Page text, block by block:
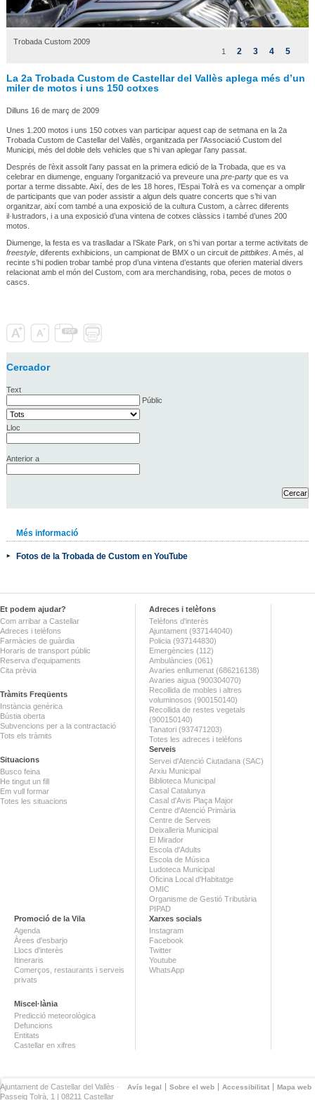
Trobada Custom 2009
1
2 3 4 5
La 2a Trobada Custom de Castellar del Vallès aplega més d’un
miler de motos i uns 150 cotxes
Dilluns 16 de març de 2009
Unes 1.200 motos i uns 150 cotxes van participar aquest cap de setmana en la 2a
Trobada Custom de Castellar del Vallès, organitzada per l’Associació Custom del
Municipi, més del doble dels vehicles que s’hi van aplegar l’any passat.
Després de l’èxit assolit l’any passat en la primera edició de la Trobada, que es va
celebrar en diumenge, enguany l’organització va preveure una pre-partyque es va
portar a terme dissabte. Així, des de les 18 hores, l’Espai Tolrà es va començar a omplir
de participants que van poder assistir a algun dels quatre concerts que s’hi van
organitzar, així com també a una exposició de la cultura Custom, a càrrec diferents
il·lustradors, i a una exposició d’una vintena de cotxes clàssics i també d’unes 200
motos.
Diumenge, la festa es va traslladar a l’Skate Park, on s’hi van portar a terme activitats de
freestyle, diferents exhibicions, un campionat de BMX o un circuit de pittbikes. A més, al
recinte s’hi podien trobar també prop d’una vintena d’estants que oferien material divers
relacionat amb el món del Custom, com ara merchandising, roba, peces de motos o
cascs.
Cercador
Text
Públic
Lloc
Anterior a
Més informació
Fotos de la Trobada de Custom en YouTube
Et podem ajudar?
Com arribar a Castellar
Adreces i telèfons
Farmàcies de guàrdia
Horaris de transport públic
Reserva d'equipaments
Cita prèvia
Tràmits Freqüents
Instància genèrica
Bústia oberta
Subvencions per a la contractació
Tots els tràmits
Situacions
Busco feina
He tingut un fill
Em vull formar
Totes les situacions
Adreces i telèfons
Telèfons d'interès
Ajuntament (937144040)
Policia (937144830)
Emergències (112)
Ambulàncies (061)
Avaries enllumenat (686216138)
Avaries aigua (900304070)
Recollida de mobles i altres
voluminosos (900150140)
Recollida de restes vegetals
(900150140)
Tanatori (937471203)
Totes les adreces i telèfons
Serveis
Servei d'Atenció Ciutadana (SAC)
Arxiu Municipal
Biblioteca Municipal
Casal Catalunya
Casal d'Avis Plaça Major
Centre d'Atenció Primària
Centre de Serveis
Deixalleria Municipal
El Mirador
Escola d'Adults
Escola de Música
Ludoteca Municipal
Oficina Local d'Habitatge
OMIC
Organisme de Gestió Tributària
PIPAD
Promoció de la Vila
Agenda
Àrees d'esbarjo
Llocs d'interès
Itineraris
Comerços, restaurants i serveis
privats
Miscel·lània
Predicció meteorològica
Defuncions
Entitats
Castellar en xifres
Xarxes socials
Instagram
Facebook
Twitter
Youtube
WhatsApp
Avís legal Sobre el web Accessibilitat Mapa web
Ajuntament de Castellar del Vallès ·
Passeig Tolrà, 1 | 08211 Castellar